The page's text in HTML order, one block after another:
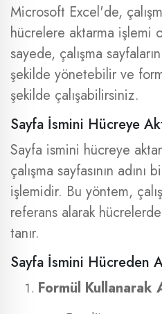
Microsoft Excel'de,
hücrelere aktarma işlemi
sayede, çalışma
şekilde yönetebilir ve
şekilde çalışabilirsiniz.
Sayfa İsmini Hücreye
Sayfa ismini hücreye
çalışma sayfasının adını
işlemidir. Bu yöntem,
referans alarak
tanır.
Sayfa İsmini Hücreden
Formül Kullanarak